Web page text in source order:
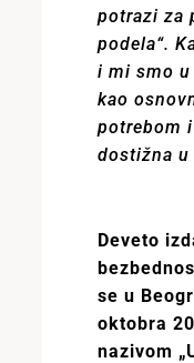
potrazi za
podela“.
i mi smo u
kao
potrebom
dostižna u
Deveto
se u
oktobra
nazivom